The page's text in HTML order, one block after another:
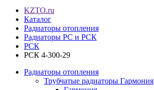
KZTO.ru
Каталог
Радиаторы отопления
Радиаторы РС и РСК
РСК
РСК 4-300-29
Радиаторы отопления
Трубчатые радиаторы Гармония